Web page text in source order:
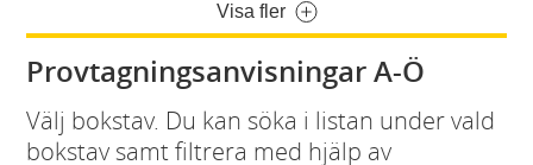
Visa fler
Provtagningsanvisningar A-Ö
Välj bokstav. Du kan söka i listan under vald
bokstav samt filtrera med hjälp av